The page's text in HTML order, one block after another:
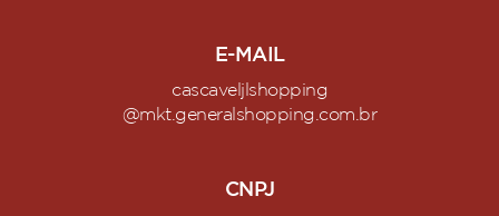
E-MAIL
cascaveljlshopping
@mkt.generalshopping.com.br
CNPJ